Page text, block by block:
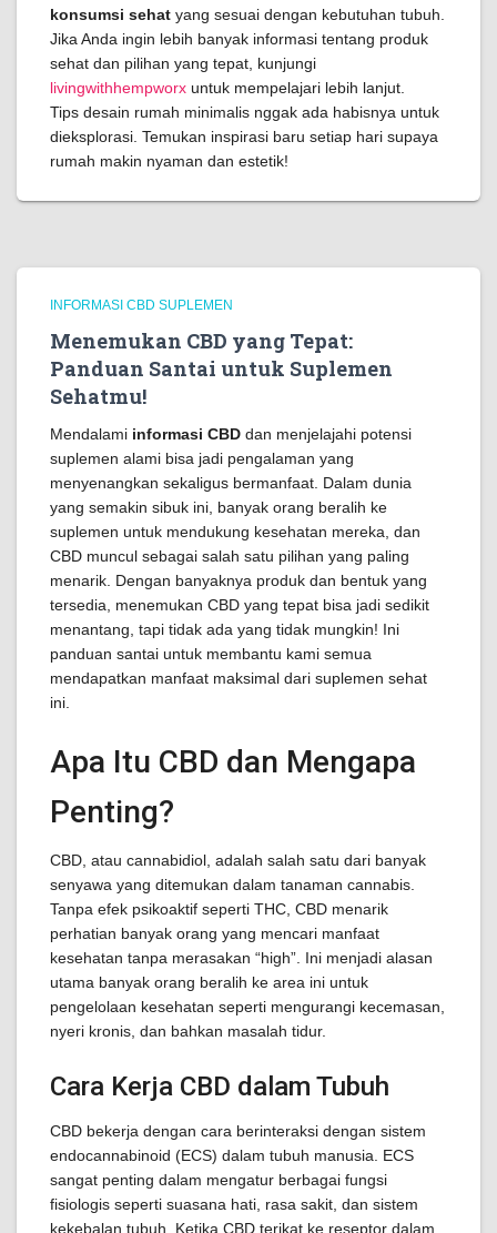
konsumsi sehat yang sesuai dengan kebutuhan tubuh.
Jika Anda ingin lebih banyak informasi tentang produk
sehat dan pilihan yang tepat, kunjungi
livingwithhempworx untuk mempelajari lebih lanjut.
Tips desain rumah minimalis nggak ada habisnya untuk
dieksplorasi. Temukan inspirasi baru setiap hari supaya
rumah makin nyaman dan estetik!
INFORMASI CBD SUPLEMEN
Menemukan CBD yang Tepat:
Panduan Santai untuk Suplemen
Sehatmu!
Mendalami informasi CBD dan menjelajahi potensi
suplemen alami bisa jadi pengalaman yang
menyenangkan sekaligus bermanfaat. Dalam dunia
yang semakin sibuk ini, banyak orang beralih ke
suplemen untuk mendukung kesehatan mereka, dan
CBD muncul sebagai salah satu pilihan yang paling
menarik. Dengan banyaknya produk dan bentuk yang
tersedia, menemukan CBD yang tepat bisa jadi sedikit
menantang, tapi tidak ada yang tidak mungkin! Ini
panduan santai untuk membantu kami semua
mendapatkan manfaat maksimal dari suplemen sehat
ini.
Apa Itu CBD dan Mengapa
Penting?
CBD, atau cannabidiol, adalah salah satu dari banyak
senyawa yang ditemukan dalam tanaman cannabis.
Tanpa efek psikoaktif seperti THC, CBD menarik
perhatian banyak orang yang mencari manfaat
kesehatan tanpa merasakan “high”. Ini menjadi alasan
utama banyak orang beralih ke area ini untuk
pengelolaan kesehatan seperti mengurangi kecemasan,
nyeri kronis, dan bahkan masalah tidur.
Cara Kerja CBD dalam Tubuh
CBD bekerja dengan cara berinteraksi dengan sistem
endocannabinoid (ECS) dalam tubuh manusia. ECS
sangat penting dalam mengatur berbagai fungsi
fisiologis seperti suasana hati, rasa sakit, dan sistem
kekebalan tubuh. Ketika CBD terikat ke reseptor dalam